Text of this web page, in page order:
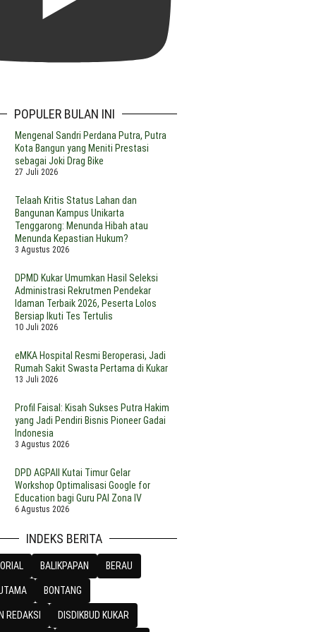
POPULER BULAN INI
Mengenal Sandri Perdana Putra, Putra
Kota Bangun yang Meniti Prestasi
sebagai Joki Drag Bike
27 Juli 2026
Telaah Kritis Status Lahan dan
Bangunan Kampus Unikarta
Tenggarong: Menunda Hibah atau
Menunda Kepastian Hukum?
3 Agustus 2026
DPMD Kukar Umumkan Hasil Seleksi
Administrasi Rekrutmen Pendekar
Idaman Terbaik 2026, Peserta Lolos
Bersiap Ikuti Tes Tertulis
10 Juli 2026
eMKA Hospital Resmi Beroperasi, Jadi
Rumah Sakit Swasta Pertama di Kukar
13 Juli 2026
Profil Faisal: Kisah Sukses Putra Hakim
yang Jadi Pendiri Bisnis Pioneer Gadai
Indonesia
3 Agustus 2026
DPD AGPAII Kutai Timur Gelar
Workshop Optimalisasi Google for
Education bagi Guru PAI Zona IV
6 Agustus 2026
INDEKS BERITA
BALIKPAPAN BERAU
BONTANG
REDAKSI DISDIKBUD KUKAR